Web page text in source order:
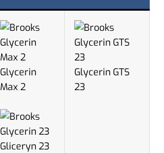
Glycerin
Max 2
Gliceryn 23
Glycerin GTS
23